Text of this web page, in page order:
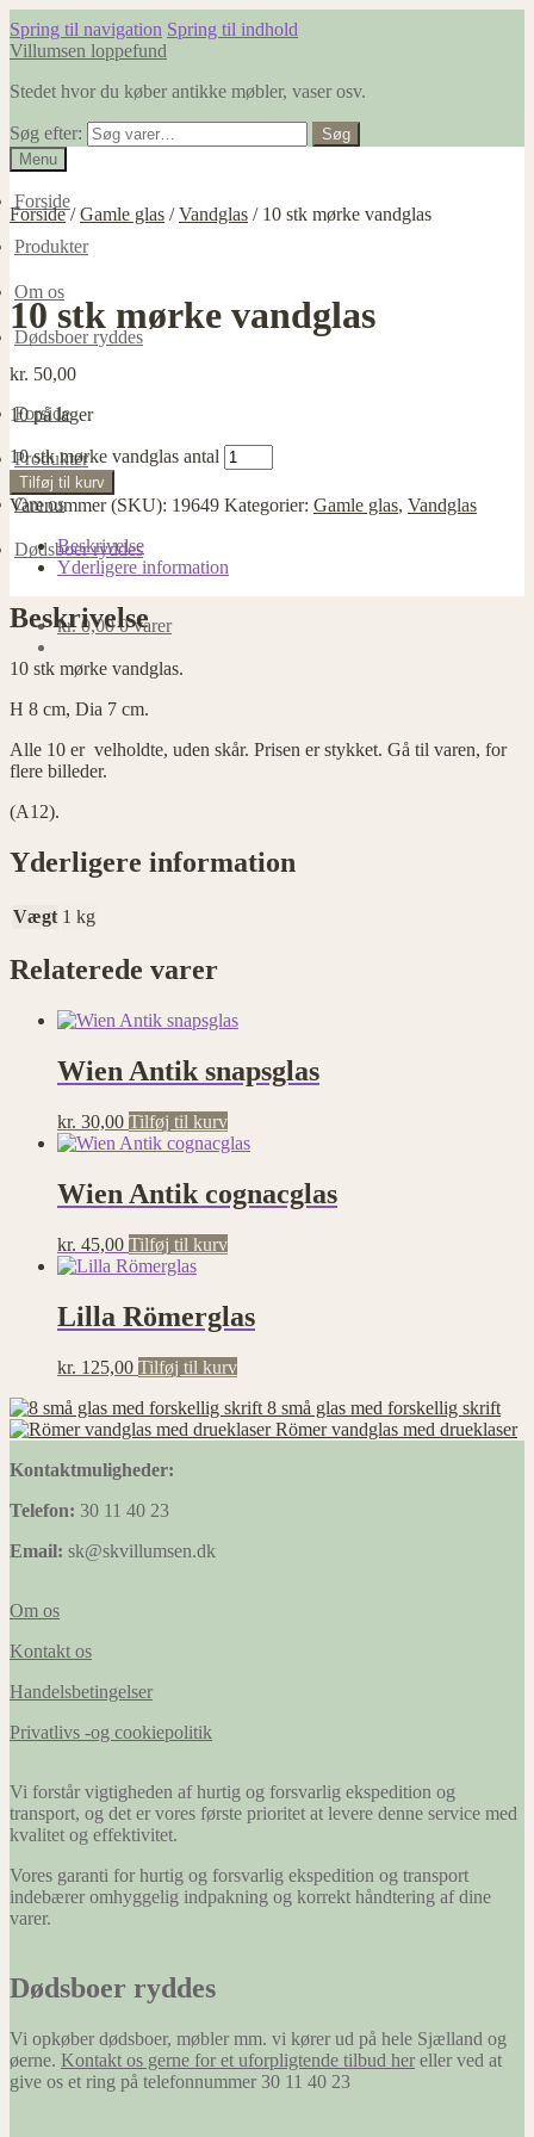
Spring til navigation Spring til indhold
Villumsen loppefund
Stedet hvor du køber antikke møbler, vaser osv.
Søg efter:
Søg
Menu
Forside
Produkter
Om os
Dødsboer ryddes
Forside
Produkter
Om os
Dødsboer ryddes
kr.0,00 0 varer
Forside/Gamle glas /Vandglas / 10 stk mørke vandglas
10 stk mørke vandglas
kr. 50,00
10 på lager
10 stk mørke vandglas antal
Tilføj til kurv
Varenummer (SKU): 19649 Kategorier: Gamle glas, Vandglas
Beskrivelse
Yderligere information
Beskrivelse
10 stk mørke vandglas.
H 8 cm, Dia 7 cm.
Alle 10 er velholdte, uden skår. Prisen er stykket. Gå til varen, for
flere billeder.
(A12).
Yderligere information
Vægt 1 kg
Relaterede varer
Wien Antik snapsglas
kr. 30,00 Tilføj til kurv
Wien Antik cognacglas
kr. 45,00 Tilføj til kurv
Lilla Römerglas
kr. 125,00 Tilføj til kurv
8 små glas med forskellig skrift
Römer vandglas med drueklaser
Kontaktmuligheder:
Telefon: 30 11 40 23
Email: sk@skvillumsen.dk
Om os
Kontakt os
Handelsbetingelser
Privatlivs -og cookiepolitik
Vi forstår vigtigheden af hurtig og forsvarlig ekspedition og
transport, og det er vores første prioritet at levere denne service med
kvalitet og effektivitet.
Vores garanti for hurtig og forsvarlig ekspedition og transport
indebærer omhyggelig indpakning og korrekt håndtering af dine
varer.
Dødsboer ryddes
Vi opkøber dødsboer, møbler mm. vi kører ud på hele Sjælland og
øerne. Kontakt os gerne for et uforpligtende tilbud her eller ved at
give os et ring på telefonnummer 30 11 40 23
Nødvendige
cookies
hjælper med at
gøre en
hjemmeside
brugbar ved at
grundlæggende
funktioner
navigation og
sikre områder
af
Hjemmesiden
fungere
ordentligt uden
Statistik
cookies
hjælper
med at
forstå,
hvordan de
besøgende
interagerer
hjemmesider
indsamle og
oplysninger
anonymt.
Præferencer
cookies gør
hjemmeside
oplysninger,
den måde
hjemmesiden
ser ud eller
på. F.eks. dit
foretrukne
sprog, eller
du befinder
dig i.
Marketing
Marketing
bruges til at
spore
besøgende